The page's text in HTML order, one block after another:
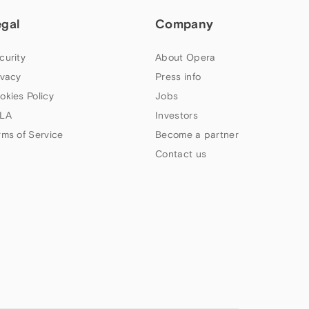
Policy
of Service
Company
About Opera
Press info
Jobs
Investors
Become a partner
Contact us